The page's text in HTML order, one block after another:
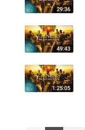
29:36
49:43
1:25:05